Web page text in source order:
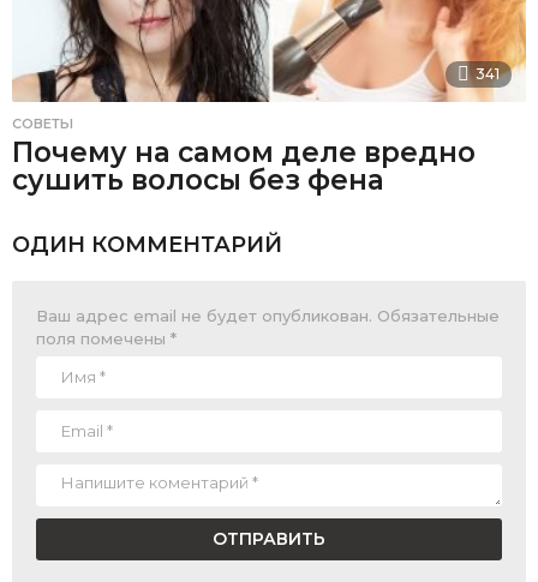
341
СОВЕТЫ
Почему на самом деле вредно
сушить волосы без фена
ОДИН КОММЕНТАРИЙ
Ваш адрес email не будет опубликован. Обязательные
поля помечены *